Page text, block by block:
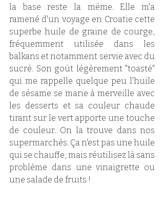
la base reste la même. Elle m'a
ramené d'un voyage en Croatie cette
superbe huile de graine de courge,
fréquemment utilisée dans les
balkans et notamment servie avec du
sucré. Son goût légèrement "toasté"
qui me rappelle quelque peu l'huile
de sésame se marie à merveille avec
les desserts et sa couleur chaude
tirant sur le vert apporte une touche
de couleur. On la trouve dans nos
supermarchés. Ça n'est pas une huile
qui se chauffe, mais réutilisez là sans
problème dans une vinaigrette ou
une salade de fruits !